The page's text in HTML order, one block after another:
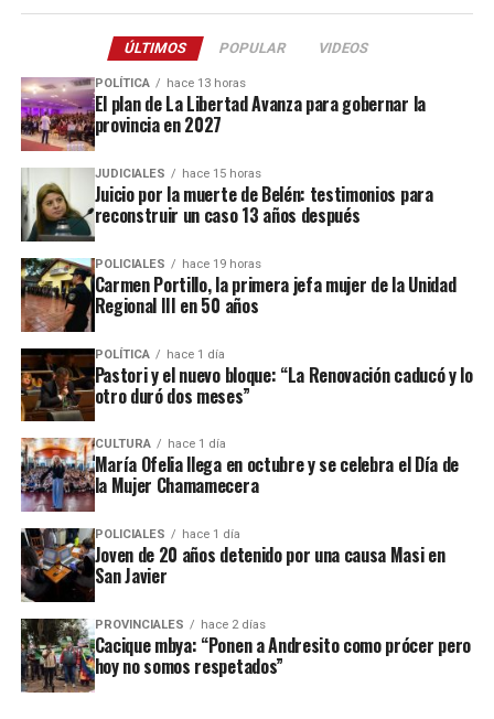
Este ataque se suma a otros tantos episodios similares registrados
recientemente en contra de comercios o propiedades vinculadas a
Coleco, ex intendente de El Soberbio que en 2013 fue destituido
del cargo por acusaciones de
asociación ilícita.
En el listado de hechos recientes figuran un incendio de cabañas
en el complejoTío Colecoa fines de la semana pasada y otro
ataque similar a la funeraria ahora baleada en a fines de marzo.
Todos los episodios son investigados por el personal de la
comisaría local, aunque hasta el momento no se conocieron
mayores novedades.
ÚLTIMOS POPULAR VIDEOS
POLÍTICA hace 13 horas
El plan de La Libertad Avanza para gobernar la
provincia en 2027
JUDICIALES hace 15 horas
Juicio por la muerte de Belén: testimonios para
reconstruir un caso 13 años después
POLICIALES hace 19 horas
Carmen Portillo, la primera jefa mujer de la Unidad
Regional III en 50 años
POLÍTICA hace 1 día
Pastori y el nuevo bloque: “La Renovación caducó y lo
otro duró dos meses”
CULTURA hace 1 día
María Ofelia llega en octubre y se celebra el Día de
la Mujer Chamamecera
POLICIALES hace 1 día
Joven de 20 años detenido por una causa Masi en
San Javier
PROVINCIALES hace 2 días
Cacique mbya: “Ponen a Andresito como prócer pero
hoy no somos respetados”